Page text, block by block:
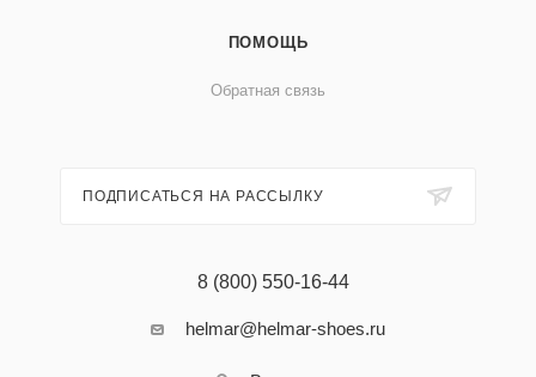
ПОМОЩЬ
Обратная связь
ПОДПИСАТЬСЯ НА РАССЫЛКУ
8 (800) 550-16-44
helmar@helmar-shoes.ru